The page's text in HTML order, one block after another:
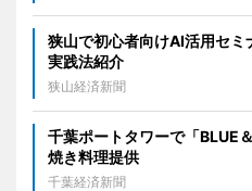
狭山で初心者向けAI活用セ
実践法紹介
狭山経済新聞
千葉ポートタワーで「
焼き料理提供
千葉経済新聞